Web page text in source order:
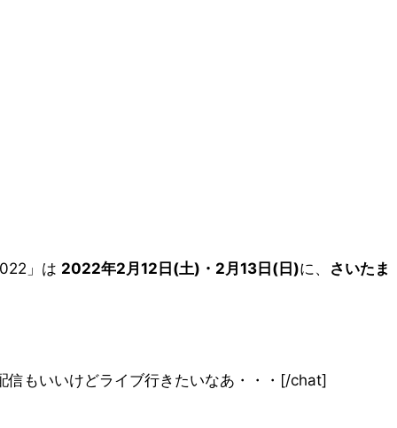
」は 2022年2月12日(土)・2月13日(日)に、 さいたま
もいいけどライブ行きたいなあ・・・[/chat]